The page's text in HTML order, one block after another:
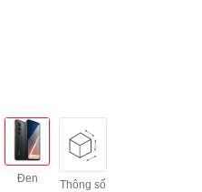
Đen
Thông số